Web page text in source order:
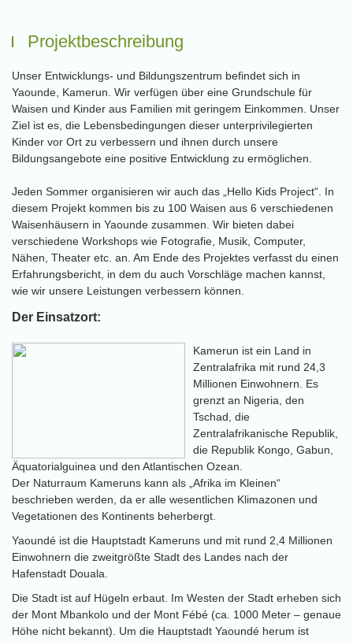
Projektbeschreibung
Unser Entwicklungs- und Bildungszentrum befindet sich in
Yaounde, Kamerun. Wir verfügen über eine Grundschule für
Waisen und Kinder aus Familien mit geringem Einkommen. Unser
Ziel ist es, die Lebensbedingungen dieser unterprivilegierten
Kinder vor Ort zu verbessern und ihnen durch unsere
Bildungsangebote eine positive Entwicklung zu ermöglichen.
Jeden Sommer organisieren wir auch das „Hello Kids Project“. In
diesem Projekt kommen bis zu 100 Waisen aus 6 verschiedenen
Waisenhäusern in Yaounde zusammen. Wir bieten dabei
verschiedene Workshops wie Fotografie, Musik, Computer,
Nähen, Theater etc. an. Am Ende des Projektes verfasst du einen
Erfahrungsbericht, in dem du auch Vorschläge machen kannst,
wie wir unsere Leistungen verbessern können.
Der Einsatzort:
Kamerun ist ein Land in
Zentralafrika mit rund 24,3
Millionen Einwohnern. Es
grenzt an Nigeria, den
Tschad, die
Zentralafrikanische Republik,
die Republik Kongo, Gabun,
Äquatorialguinea und den Atlantischen Ozean.
Der Naturraum Kameruns kann als „Afrika im Kleinen“
beschrieben werden, da er alle wesentlichen Klimazonen und
Vegetationen des Kontinents beherbergt.
Yaoundé ist die Hauptstadt Kameruns und mit rund 2,4 Millionen
Einwohnern die zweitgrößte Stadt des Landes nach der
Hafenstadt Douala.
Die Stadt ist auf Hügeln erbaut. Im Westen der Stadt erheben sich
der Mont Mbankolo und der Mont Fébé (ca. 1000 Meter – genaue
Höhe nicht bekannt). Um die Hauptstadt Yaoundé herum ist